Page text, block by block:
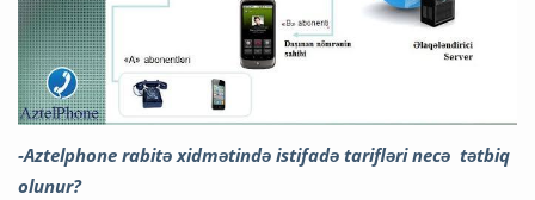
-Aztelphone rabitə xidmətində istifadə tarifləri necə tətbiq
olunur?